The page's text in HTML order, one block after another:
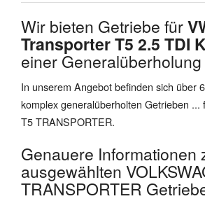
Wir bieten Getriebe für
Transporter T5 2.5 TDI
einer Generalüberholung
In unserem Angebot befinden sich über
komplex generalüberholten Getrieben ...
T5 TRANSPORTER.
Genauere Informationen
ausgewählten
TRANSPORTER